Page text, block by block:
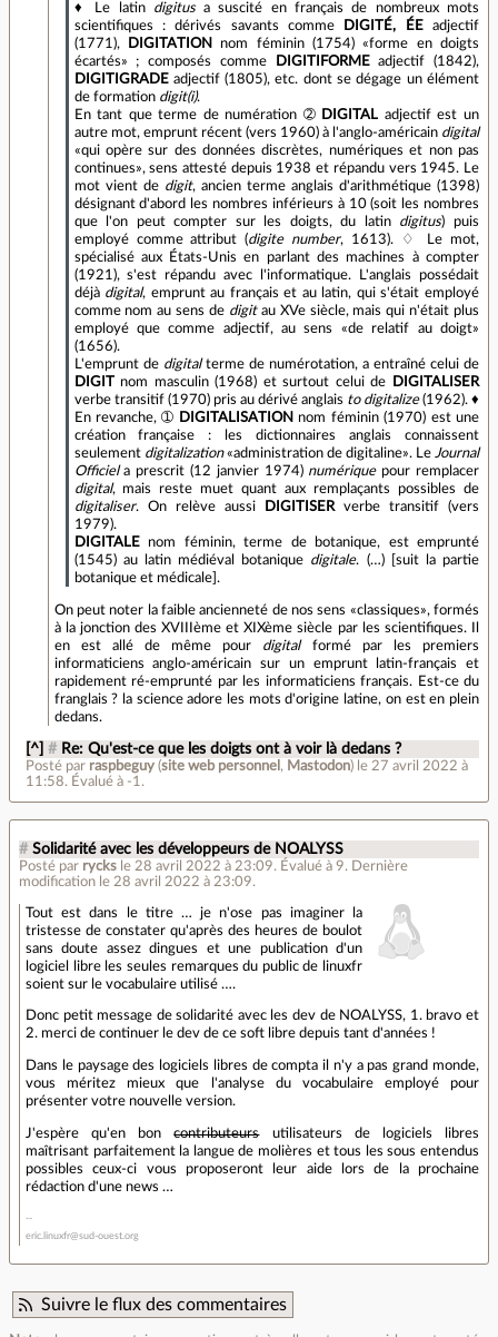
♦ Le latin digitusa suscité en français de nombreux mots
scientifiques : dérivés savants comme
DIGITÉ, ÉEadjectif
(1771),
DIGITATION
nom féminin (1754) «forme en doigts
écartés» ; composés comme
DIGITIFORMEadjectif (1842),
DIGITIGRADEadjectif (1805), etc. dont se dégage un élément
de formation digit(i).
En tant que terme de numération ➁
DIGITAL adjectif est un
autre mot, emprunt récent (vers 1960) à l'anglo-américain digital
«qui opère sur des données discrètes, numériques et non pas
continues», sens attesté depuis 1938 et répandu vers 1945. Le
mot vient de digit, ancien terme anglais d'arithmétique (1398)
désignant d'abord les nombres inférieurs à 10 (soit les nombres
que l'on peut compter sur les doigts, du latin digitus) puis
employé comme attribut (digite number, 1613). ♢ Le mot,
spécialisé aux États-Unis en parlant des machines à compter
(1921), s'est répandu avec l'informatique. L'anglais possédait
déjà digital, emprunt au français et au latin, qui s'était employé
comme nom au sens de digitau XVe siècle, mais qui n'était plus
employé que comme adjectif, au sens «de relatif au doigt»
(1656).
L'emprunt de digitalterme de numérotation, a entraîné celui de
DIGITnom masculin (1968) et surtout celui de
DIGITALISER
verbe transitif (1970) pris au dérivé anglais to digitalize(1962). ♦
En revanche, ➀
DIGITALISATION nom féminin (1970) est une
création française : les dictionnaires anglais connaissent
seulement digitalization«administration de digitaline». Le Journal
Officiela prescrit (12 janvier 1974) numériquepour remplacer
digital, mais reste muet quant aux remplaçants possibles de
digitaliser. On relève aussi DIGITISERverbe transitif (vers
1979).
DIGITALEnom féminin, terme de botanique, est emprunté
(1545) au latin médiéval botanique digitale. (…) [suit la partie
botanique et médicale].
On peut noter la faible ancienneté de nos sens «classiques», formés
à la jonction des XVIIIème et XIXème siècle par les scientifiques. Il
en est allé de même pour digitalformé par les premiers
informaticiens anglo-américain sur un emprunt latin-français et
rapidement ré-emprunté par les informaticiens français. Est-ce du
franglais ? la science adore les mots d'origine latine, on est en plein
dedans.
[^] # Re: Qu'est-ce que les doigts ont à voir là dedans ?
Posté par raspbeguy (site web personnel , Mastodon) le 27 avril 2022 à
11:58. Évalué à -1 .
# Solidarité avec les développeurs de NOALYSS
Posté par rycks le 28 avril 2022 à 23:09. Évalué à 9. Dernière
modification le 28 avril 2022 à 23:09.
Tout est dans le titre … je n'ose pas imaginer la
tristesse de constater qu'après des heures de boulot
sans doute assez dingues et une publication d'un
logiciel libre les seules remarques du public de linuxfr
soient sur le vocabulaire utilisé ….
Donc petit message de solidarité avec les dev de NOALYSS, 1. bravo et
2. merci de continuer le dev de ce soft libre depuis tant d'années !
Dans le paysage des logiciels libres de compta il n'y a pas grand monde,
vous méritez mieux que l'analyse du vocabulaire employé pour
présenter votre nouvelle version.
J'espère qu'en boncontributeursutilisateurs de logiciels libres
maîtrisant parfaitement la langue de molières et tous les sous entendus
possibles ceux-ci vous proposeront leur aide lors de la prochaine
rédaction d'une news …
eric.linuxfr@sud-ouest.org
Suivre le flux des commentaires